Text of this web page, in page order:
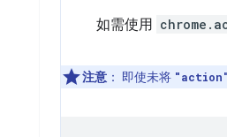
如需使用
注意 ： 即使未将 "action"